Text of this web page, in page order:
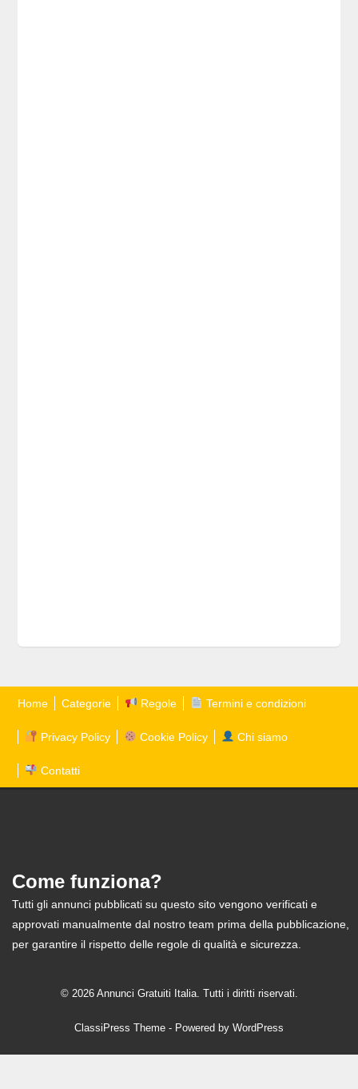
Home Categorie Regole Termini e condizioni
Privacy Policy Cookie Policy Chi siamo
Contatti
Come funziona?
Tutti gli annunci pubblicati su questo sito vengono verificati e
approvati manualmente dal nostro team prima della pubblicazione,
per garantire il rispetto delle regole di qualità e sicurezza.
© 2026 Annunci Gratuiti Italia. Tutti i diritti riservati.
ClassiPress Theme - Powered by WordPress